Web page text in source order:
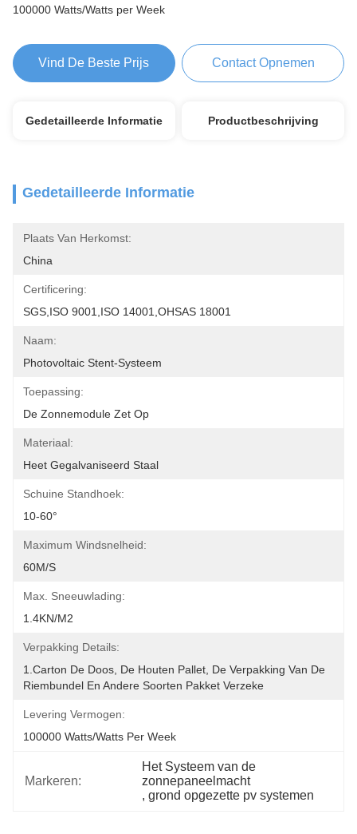
100000 Watts/Watts per Week
Vind De Beste Prijs Contact Opnemen
Gedetailleerde Informatie Productbeschrijving
Gedetailleerde Informatie
Plaats Van Herkomst:
China
Certificering:
SGS,ISO 9001,ISO 14001,OHSAS 18001
Naam:
Photovoltaic Stent-Systeem
Toepassing:
De Zonnemodule Zet Op
Materiaal:
Heet Gegalvaniseerd Staal
Schuine Standhoek:
10-60°
Maximum Windsnelheid:
60M/S
Max. Sneeuwlading:
1.4KN/m2
Verpakking Details:
1.Carton De Doos, De Houten Pallet, De Verpakking Van De
Riembundel En Andere Soorten Pakket Verzeke
Levering Vermogen:
100000 Watts/Watts Per Week
Markeren:
Het Systeem van de
zonnepaneelmacht
, grond opgezette pv systemen